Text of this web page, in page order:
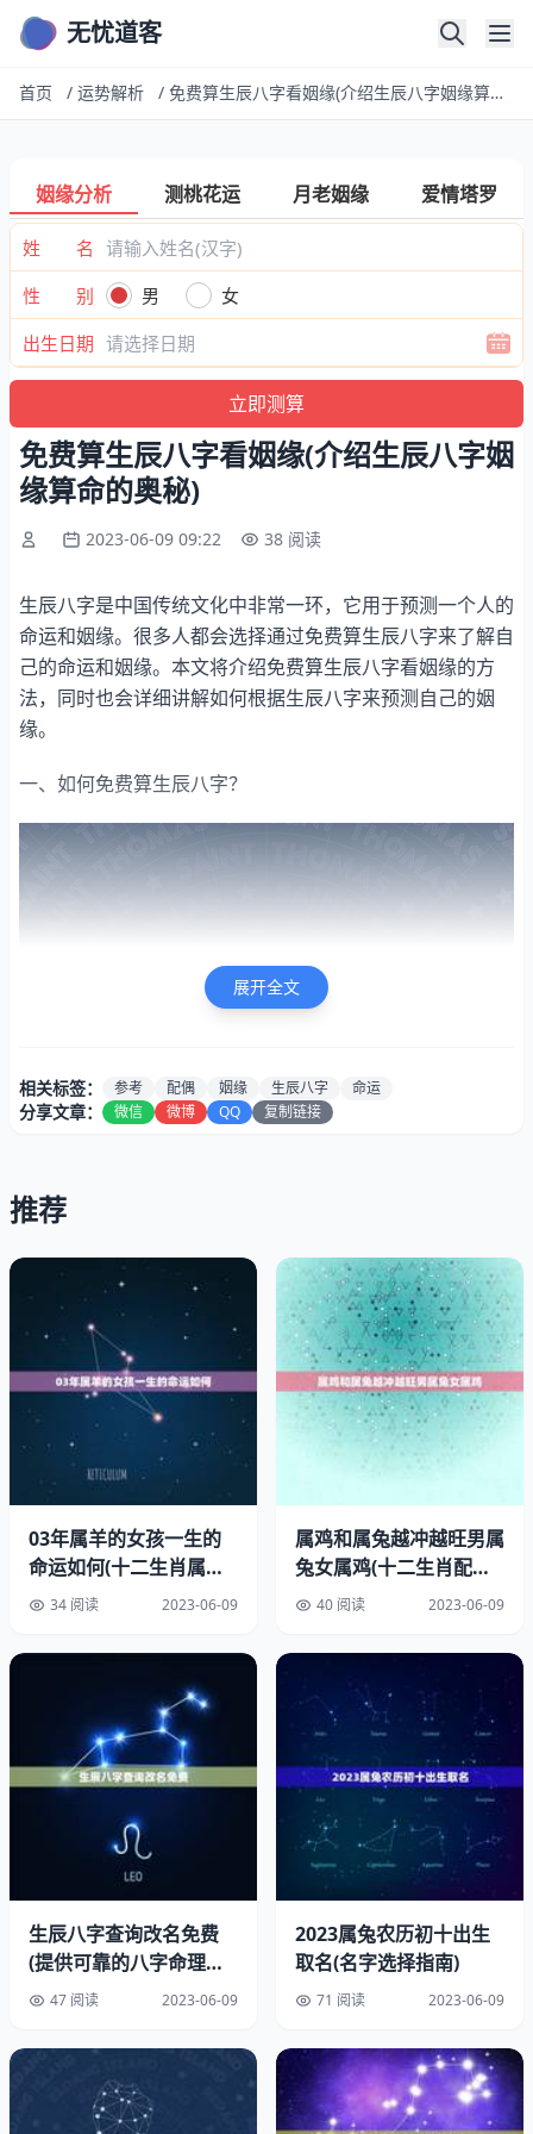
无忧道客
首页 / 运势解析 / 免费算生辰八字看姻缘(介绍生辰八字姻缘算命的奥秘)
姻缘分析 测桃花运 月老姻缘 爱情塔罗
姓 名
性 别
男
女
出生日期
免费算生辰八字看姻缘(介绍生辰八字姻
缘算命的奥秘)
2023-06-09 09:22 38 阅读
生辰八字是中国传统文化中非常一环，它用于预测一个人的
命运和姻缘。很多人都会选择通过免费算生辰八字来了解自
己的命运和姻缘。本文将介绍免费算生辰八字看姻缘的方
法，同时也会详细讲解如何根据生辰八字来预测自己的姻
缘。
一、如何免费算生辰八字？
在互联网时代，免费算生辰八字的方式已经非常多了，比如
手机APP、网页等。其中最为常用的就是生辰八字算命网
站。这些网站一般都很简单易懂，只需要输入自己的出生日
期、出生时间和出生地点，就可以免费算出自己的生辰八
字。
二、生辰八字与姻缘有什么关系？
生辰八字中的“八字”是指年、月、日、时的天干地支组合。
字对姻缘的影响主要体现在五行缺失和相生相克上。比如，
如果一个人的五行中缺失了金，他的配偶拥有金属性，这样
才能相生相克，达到平衡。
三、如何根据生辰八字预测自己的姻缘？
1.了解自己的八字
需要了解自己的八字。通过八字可以了解自己的五行属性和
2.根据五行相生相克，选择适合自己的配偶
缺失了木，你找一个五行属性为木的配偶。
3.观察自己的命盘和对方的命盘是否相配
展开全文
相关标签： 参考 配偶 姻缘 生辰八字 命运
分享文章： 微信 微博 QQ 复制链接
推荐
03年属羊的女孩一生的
命运如何(十二生肖属羊
女性运势介绍)
34 阅读 2023-06-09
属鸡和属兔越冲越旺男属
兔女属鸡(十二生肖配对
的奇妙性格分析)
40 阅读 2023-06-09
生辰八字查询改名免费
(提供可靠的八字命理分
析服务)
47 阅读 2023-06-09
2023属兔农历初十出生
取名(名字选择指南)
71 阅读 2023-06-09